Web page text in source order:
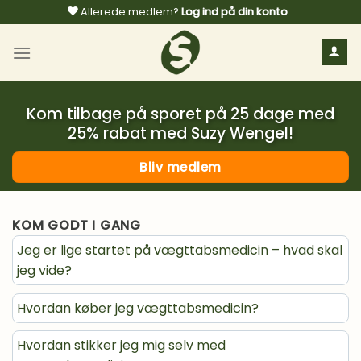
til
indhold
Allerede medlem? Log ind på din konto
Kom tilbage på sporet på 25 dage med
25% rabat med Suzy Wengel!
Bliv medlem
KOM GODT I GANG
Jeg er lige startet på vægttabsmedicin – hvad skal
jeg vide?
Hvordan køber jeg vægttabsmedicin?
Hvordan stikker jeg mig selv med